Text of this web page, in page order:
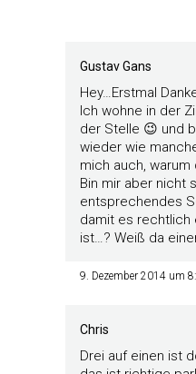
Gustav Gans
Hey…Erstmal
Ich wohne in der
der Stelle 😉 und
wieder wie
mich auch,
Bin mir aber nicht
entsprechendes
damit es rechtlich
ist…? Weiß da
9. Dezember 2014 um
Chris
Drei auf einen ist